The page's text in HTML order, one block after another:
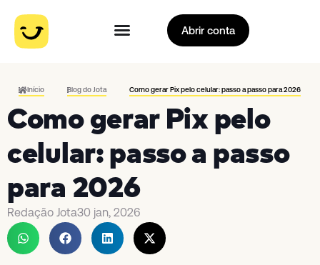
Abrir conta
Início Blog do Jota Como gerar Pix pelo celular: passo a passo para 2026
Como gerar Pix pelo
celular: passo a passo
para 2026
Redação Jota30 jan, 2026